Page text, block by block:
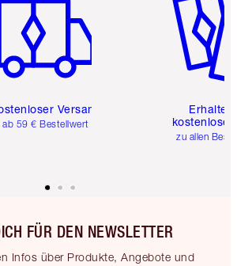
Versand
ab 59 € Bestellwert
Erhalte
kostenlose
zu allen
FÜR DEN NEWSLETTER
Infos über Produkte, Angebote und